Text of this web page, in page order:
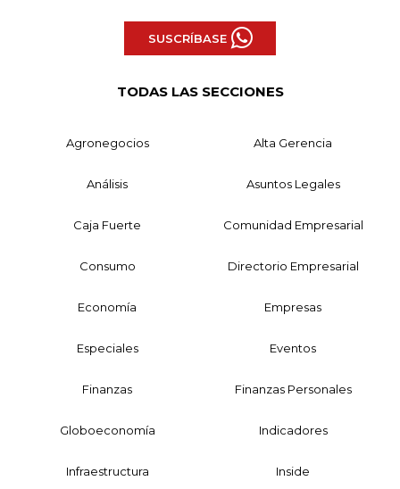
SUSCRÍBASE
TODAS LAS SECCIONES
Agronegocios Alta Gerencia
Análisis Asuntos Legales
Caja Fuerte Comunidad Empresarial
Consumo Directorio Empresarial
Economía Empresas
Especiales Eventos
Finanzas Finanzas Personales
Globoeconomía Indicadores
Infraestructura Inside